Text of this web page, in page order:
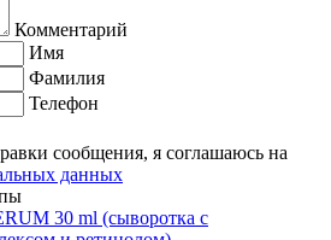
Комментарий
Имя
Фамилия
Телефон
сообщения, я соглашаюсь на
данных